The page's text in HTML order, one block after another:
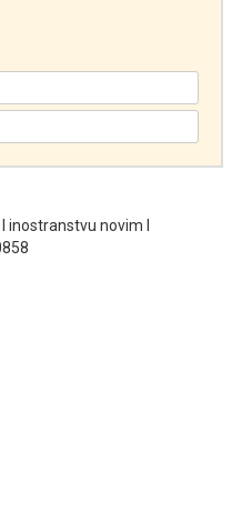
inostranstvu novim I